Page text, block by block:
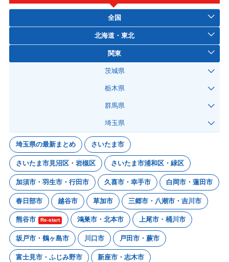
全国
北海道・東北
関東
茨城県
栃木県
群馬県
埼玉県
埼玉県の最新まとめ さいたま市
さいたま市見沼区・岩槻区 さいたま市浦和区・緑区
加須市・羽生市・行田市 久喜市・幸手市 白岡市・蓮田市
春日部市 越谷市 草加市 三郷市・八潮市・吉川市
熊谷市 Re-start 鴻巣市・北本市 上尾市・桶川市
坂戸市・鶴ヶ島市 川口市 戸田市・蕨市
富士見市・ふじみ野市 新座市・志木市